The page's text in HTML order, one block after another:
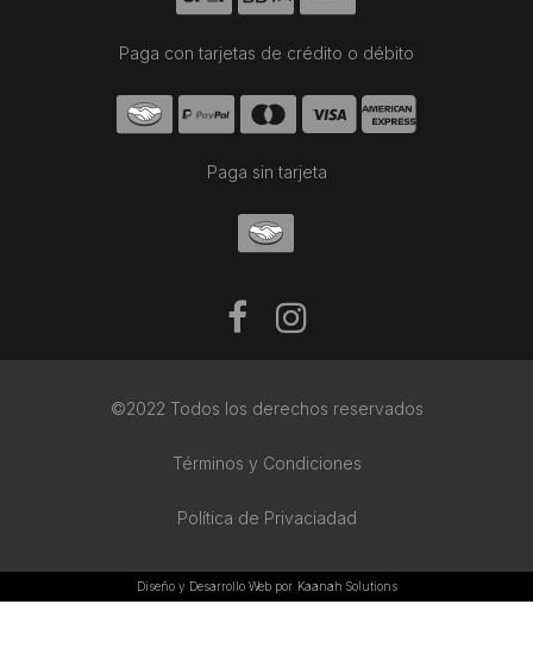
Paga con tarjetas de crédito o débito
Paga sin tarjeta
©2022 Todos los derechos reservados
Términos y Condiciones
Política de Privaciadad
Diseño y Desarrollo Web por Kaanah Solutions